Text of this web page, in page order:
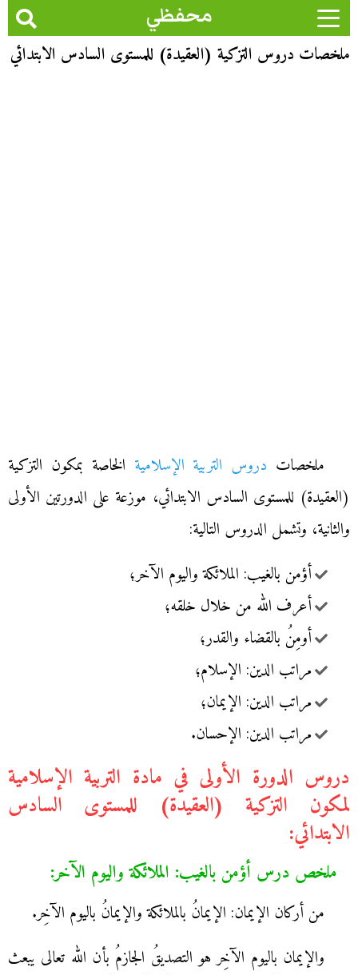
محفظي
ملخصات دروس التزكية (العقيدة) للمستوى السادس الابتدائي
ملخصات دروس التربية الإسلامية الخاصة بمكون التزكية
(العقيدة) للمستوى السادس الابتدائي، موزعة على الدورتين الأولى
والثانية، وتشمل الدروس التالية:
أؤمن بالغيب: الملائكة واليوم الآخر؛
أعرف الله من خلال خلقه؛
أومِنُ بالقضاء والقدر؛
مراتب الدين: الإسلام؛
مراتب الدين: الإيمان؛
مراتب الدين: الإحسان.
دروس الدورة الأولى في مادة التربية الإسلامية
لمكون التزكية (العقيدة) للمستوى السادس
الابتدائي:
ملخص درس أؤمن بالغيب: الملائكة واليوم الآخر:
من أركان الإيمان: الإيمانُ بالملائكة والإيمانُ باليوم الآخِر.
والإيمان باليوم الآخِر هو التصديقُ الجازمُ بأن الله تعالى يبعث